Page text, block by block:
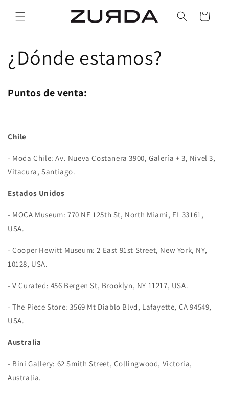
directamente
al contenido
Carrito
¿Dónde estamos?
Puntos de venta:
Chile
- Moda Chile:Av. Nueva Costanera 3900, Galería + 3, Nivel 3,
Vitacura, Santiago.
Estados Unidos
- MOCA Museum: 770 NE 125th St, North Miami, FL 33161,
USA.
-Cooper Hewitt Museum:2 East 91st Street, New York, NY,
10128, USA.
- V Curated: 456 Bergen St, Brooklyn, NY 11217, USA.
- The Piece Store: 3569 Mt Diablo Blvd, Lafayette, CA 94549,
USA.
Australia
- Bini Gallery: 62 Smith Street, Collingwood, Victoria,
Australia.